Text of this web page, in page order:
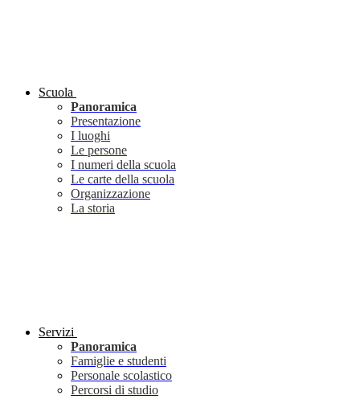
Scuola
Panoramica
Presentazione
I luoghi
Le persone
I numeri della scuola
Le carte della scuola
Organizzazione
La storia
Servizi
Panoramica
Famiglie e studenti
Personale scolastico
Percorsi di studio